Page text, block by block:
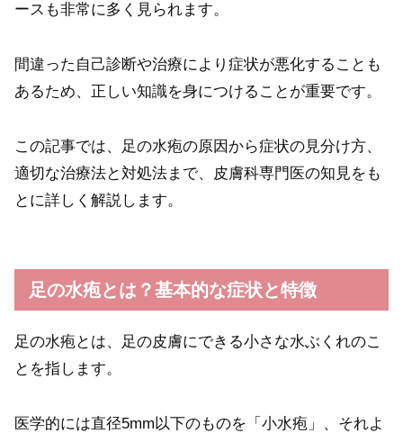
ースも非常に多く見られます。
間違った自己診断や治療により症状が悪化することも
あるため、正しい知識を身につけることが重要です。
この記事では、足の水疱の原因から症状の見分け方、
適切な治療法と対処法まで、皮膚科専門医の知見をも
とに詳しく解説します。
足の水疱とは？基本的な症状と特徴
足の水疱とは、足の皮膚にできる小さな水ぶくれのこ
とを指します。
医学的には直径5mm以下のものを「小水疱」、それよ